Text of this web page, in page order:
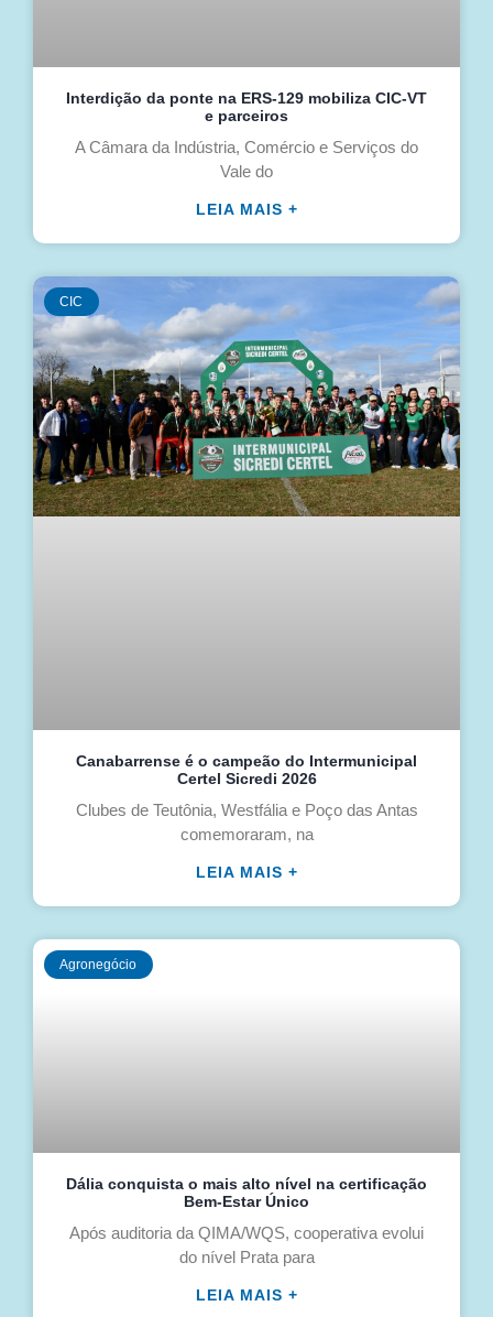
Interdição da ponte na ERS-129 mobiliza CIC-VT
e parceiros
A Câmara da Indústria, Comércio e Serviços do
Vale do
LEIA MAIS +
CIC
Canabarrense é o campeão do Intermunicipal
Certel Sicredi 2026
Clubes de Teutônia, Westfália e Poço das Antas
comemoraram, na
LEIA MAIS +
Agronegócio
Dália conquista o mais alto nível na certificação
Bem-Estar Único
Após auditoria da QIMA/WQS, cooperativa evolui
do nível Prata para
LEIA MAIS +